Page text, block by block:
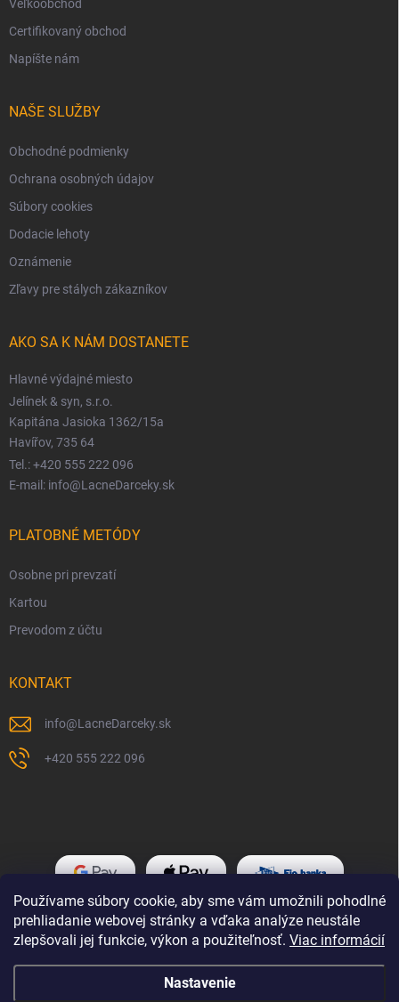
Používame súbory cookie, aby sme vám umožnili pohodlné
prehliadanie webovej stránky a vďaka analýze neustále
zlepšovali jej funkcie, výkon a použiteľnosť. Viac informácií
Nastavenie
Veľkoobchod
Certifikovaný obchod
Napíšte nám
NAŠE SLUŽBY
Obchodné podmienky
Ochrana osobných údajov
Súbory cookies
Dodacie lehoty
Oznámenie
Zľavy pre stálych zákazníkov
AKO SA K NÁM DOSTANETE
Hlavné výdajné miesto
Jelínek & syn, s.r.o.
Kapitána Jasioka 1362/15a
Havířov, 735 64
Tel.: +420 555 222 096
E-mail: info@LacneDarceky.sk
PLATOBNÉ METÓDY
Osobne pri prevzatí
Kartou
Prevodom z účtu
KONTAKT
info@LacneDarceky.sk
+420 555 222 096